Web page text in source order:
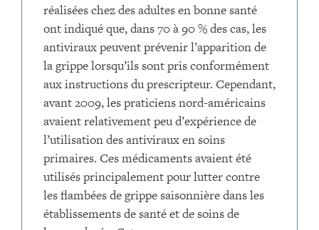
réalisées chez des adultes en bonne santé
ont indiqué que, dans 70 à 90 % des cas, les
antiviraux peuvent prévenir l’apparition de
la grippe lorsqu’ils sont pris conformément
aux instructions du prescripteur. Cependant,
avant 2009, les praticiens nord-américains
avaient relativement peu d’expérience de
l’utilisation des antiviraux en soins
primaires. Ces médicaments avaient été
utilisés principalement pour lutter contre
les flambées de grippe saisonnière dans les
établissements de santé et de soins de